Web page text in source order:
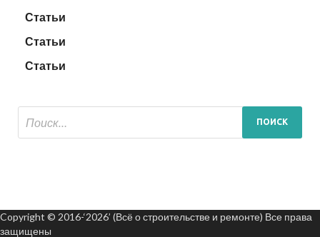
Статьи
Статьи
Статьи
Copyright © 2016-‘2026’ (Всё о строительстве и ремонте) Все права
защищены